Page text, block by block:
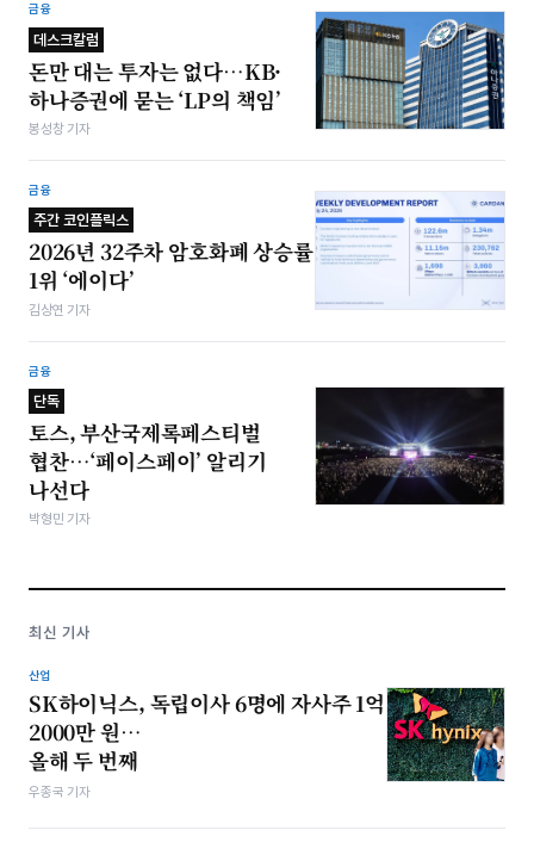
금융
데스크칼럼
돈만 대는 투자는 없다…KB·
하나증권에 묻는 ‘LP의 책임’
봉성창 기자
금융
주간 코인플릭스
2026년 32주차 암호화폐 상승률
1위 ‘에이다’
김상연 기자
금융
단독
토스, 부산국제록페스티벌
협찬…‘페이스페이’ 알리기
나선다
박형민 기자
최신 기사
산업
SK하이닉스, 독립이사 6명에 자사주 1억
2000만 원…
올해 두 번째
우종국 기자